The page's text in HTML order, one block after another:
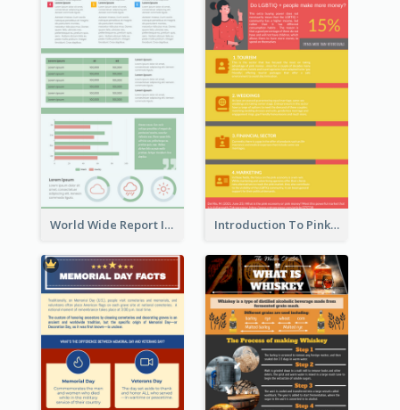
World Wide Report Infographic Introduction To Pink Economy Infographic